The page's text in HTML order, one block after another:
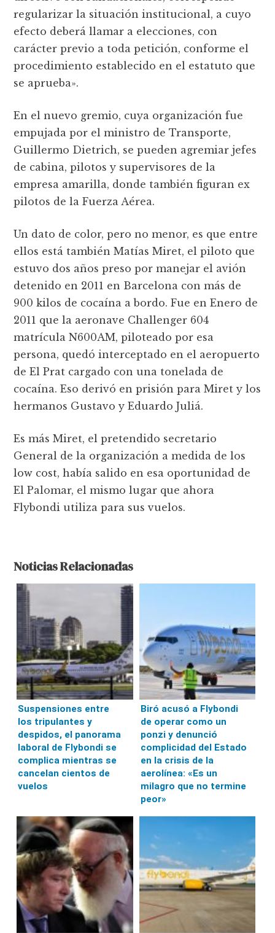
regularizar la situación institucional, a cuyo
efecto deberá llamar a elecciones, con
carácter previo a toda petición, conforme el
procedimiento establecido en el estatuto que
se aprueba».
En el nuevo gremio, cuya organización fue
empujada por el ministro de Transporte,
Guillermo Dietrich, se pueden agremiar jefes
de cabina, pilotos y supervisores de la
empresa amarilla, donde también figuran ex
pilotos de la Fuerza Aérea.
Un dato de color, pero no menor, es que entre
ellos está también Matías Miret, el piloto que
estuvo dos años preso por manejar el avión
detenido en 2011 en Barcelona con más de
900 kilos de cocaína a bordo. Fue en Enero de
2011 que la aeronave Challenger 604
matrícula N600AM, piloteado por esa
persona, quedó interceptado en el aeropuerto
de El Prat cargado con una tonelada de
cocaína. Eso derivó en prisión para Miret y los
hermanos Gustavo y Eduardo Juliá.
Es más Miret, el pretendido secretario
General de la organización a medida de los
low cost, había salido en esa oportunidad de
El Palomar, el mismo lugar que ahora
Flybondi utiliza para sus vuelos.
Noticias Relacionadas
Suspensiones entre
los tripulantes y
despidos, el panorama
laboral de Flybondi se
complica mientras se
cancelan cientos de
vuelos
Biró acusó a Flybondi
de operar como un
ponzi y denunció
complicidad del Estado
en la crisis de la
aerolínea: «Es un
milagro que no termine
peor»